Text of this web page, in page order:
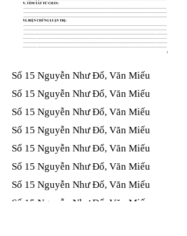
Số 15 Nguyễn Như Đổ, Văn Miếu​​​​
Số 15 Nguyễn Như Đổ, Văn Miếu​​​​
Số 15 Nguyễn Như Đổ, Văn Miếu​​​​
Số 15 Nguyễn Như Đổ, Văn Miếu​​​​
Số 15 Nguyễn Như Đổ, Văn Miếu​​​​
Số 15 Nguyễn Như Đổ, Văn Miếu​​​​
Số 15 Nguyễn Như Đổ, Văn Miếu​​​​
Số 15 Nguyễn Như Đổ, Văn Miếu​​​​